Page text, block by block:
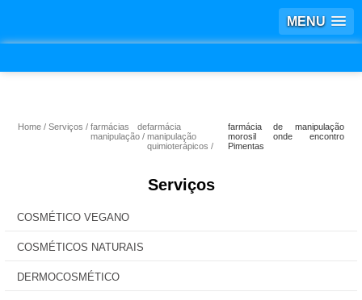
MENU
Home Serviços
farmácias de
manipulação
farmácia
manipulação
quimioterápicos
farmácia de manipulação
morosil onde encontro
Pimentas
Serviços
COSMÉTICO VEGANO
COSMÉTICOS NATURAIS
DERMOCOSMÉTICO